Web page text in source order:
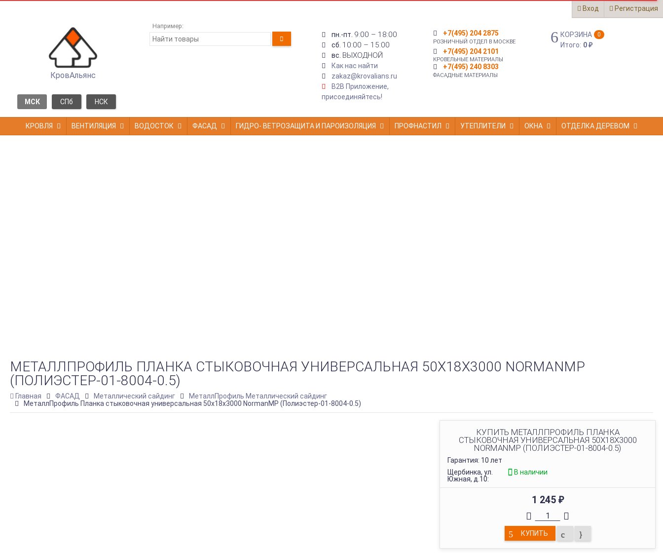
Вход Регистрация
КровАльянс
МСК СПб НСК
Например:
пн.-пт. 9:00 – 18:00
сб. 10:00 – 15:00
вс. ВЫХОДНОЙ
Как нас найти
zakaz@krovalians.ru
B2B Приложение,
присоединяйтесь!
+7(495) 204 2875
РОЗНИЧНЫЙ ОТДЕЛ В МОСКВЕ
+7(495) 204 2101
КРОВЕЛЬНЫЕ МАТЕРИАЛЫ
+7(495) 240 8303
ФАСАДНЫЕ МАТЕРИАЛЫ
КОРЗИНА 0
Итого: 0₽
КРОВЛЯ ВЕНТИЛЯЦИЯ ВОДОСТОК ФАСАД ГИДРО- ВЕТРОЗАЩИТА И ПАРОИЗОЛЯЦИЯ ПРОФНАСТИЛ УТЕПЛИТЕЛИ ОКНА ОТДЕЛКА ДЕРЕВОМ
МЕТАЛЛПРОФИЛЬ ПЛАНКА СТЫКОВОЧНАЯ УНИВЕРСАЛЬНАЯ 50Х18Х3000 NORMANMP
(ПОЛИЭСТЕР-01-8004-0.5)
Главная ФАСАД Металлический сайдинг
МеталлПрофиль Металлический сайдинг
МеталлПрофиль Планка стыковочная универсальная 50х18х3000 NormanMP (Полиэстер-01-8004-0.5)
КУПИТЬ МЕТАЛЛПРОФИЛЬ ПЛАНКА
СТЫКОВОЧНАЯ УНИВЕРСАЛЬНАЯ 50Х18Х3000
NORMANMP (ПОЛИЭСТЕР-01-8004-0.5)
Гарантия: 10 лет
Щербинка, ул.
Южная, д.10:
В наличии
1 245 ₽
КУПИТЬ